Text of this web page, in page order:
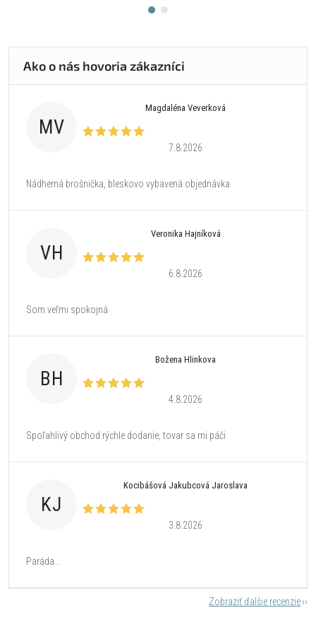
MV
Magdaléna Veverková
7.8.2026
Nádherná brošnička, bleskovo vybavená objednávka
VH
Veronika Hajníková
6.8.2026
Som veľmi spokojná
BH
Božena Hlinkova
4.8.2026
Spoľahlivý obchod rýchle dodanie, tovar sa mi páči
KJ
Kocibášová Jakubcová Jaroslava
3.8.2026
Paráda...
Zobraziť ďalšie recenzie